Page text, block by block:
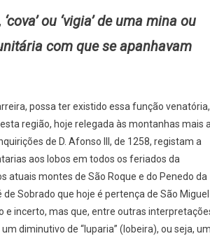
ou ‘vigia’ de uma mina ou
com que se apanhavam
possa ter existido essa função
região, hoje relegada às montanhas mais
de D. Afonso III, de 1258, registam a
aos lobos em todos os feriados da
atuais montes de São Roque e do Penedo da
Sobrado que hoje é pertença de São
e incerto, mas que, entre outras
diminutivo de “luparia” (lobeira), ou seja,